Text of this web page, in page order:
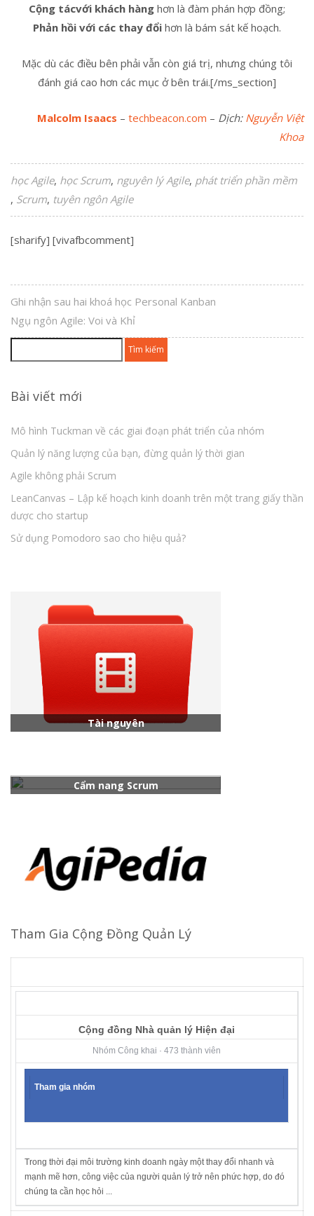
Cộng tácvới khách hàng hơn là đàm phán hợp đồng;
Phản hồi với các thay đổi hơn là bám sát kế hoạch.
Mặc dù các điều bên phải vẫn còn giá trị, nhưng chúng tôi
đánh giá cao hơn các mục ở bên trái.[/ms_section]
Malcolm Isaacs – techbeacon.com – Dịch: Nguyễn Việt
Khoa
học Agile học Scrum nguyên lý Agile phát triển phần mềm
Scrum tuyên ngôn Agile
[sharify] [vivafbcomment]
Ghi nhận sau hai khoá học Personal Kanban
Ngụ ngôn Agile: Voi và Khỉ
kiếm
Bài viết mới
Mô hình Tuckman về các giai đoạn phát triển của nhóm
Quản lý năng lượng của bạn, đừng quản lý thời gian
Agile không phải Scrum
LeanCanvas – Lập kế hoạch kinh doanh trên một trang giấy thần
dược cho startup
Sử dụng Pomodoro sao cho hiệu quả?
Tài nguyên
Cẩm nang Scrum
Tham Gia Cộng Đồng Quản Lý
Cộng đồng Nhà quản lý Hiện đại
Nhóm Công khai · 473 thành viên
Tham gia nhóm
Trong thời đại môi trường kinh doanh ngày một thay đổi nhanh và
mạnh mẽ hơn, công việc của người quản lý trở nên phức hợp, do đó
chúng ta cần học hỏi ...